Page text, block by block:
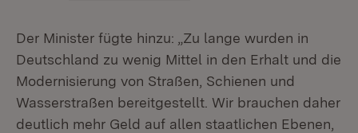
Der Minister fügte hinzu: „Zu lange wurden in
Deutschland zu wenig Mittel in den Erhalt und die
Modernisierung von Straßen, Schienen und
Wasserstraßen bereitgestellt. Wir brauchen daher
deutlich mehr Geld auf allen staatlichen Ebenen,